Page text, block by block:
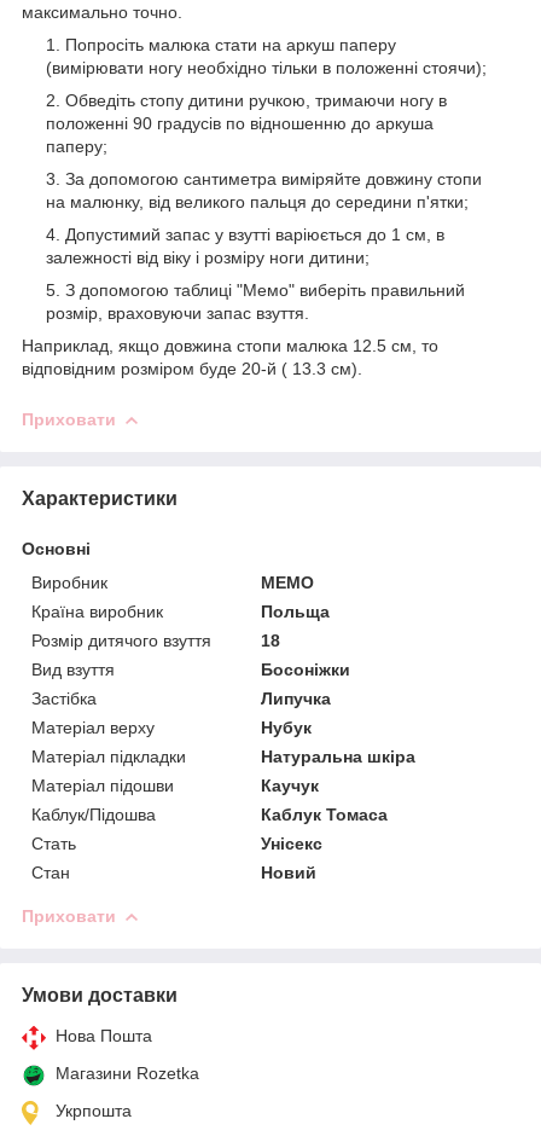
максимально точно.
Попросіть малюка стати на аркуш паперу
(вимірювати ногу необхідно тільки в положенні стоячи);
Обведіть стопу дитини ручкою, тримаючи ногу в
положенні 90 градусів по відношенню до аркуша
паперу;
За допомогою сантиметра виміряйте довжину стопи
на малюнку, від великого пальця до середини п'ятки;
Допустимий запас у взутті варіюється до 1 см, в
залежності від віку і розміру ноги дитини;
З допомогою таблиці "Мемо" виберіть правильний
розмір, враховуючи запас взуття.
Наприклад, якщо довжина стопи малюка 12.5 см, то
відповідним розміром буде 20-й ( 13.3 см).
Приховати
Характеристики
Основні
Виробник
MEMO
Країна виробник
Польща
Розмір дитячого взуття
18
Вид взуття
Босоніжки
Застібка
Липучка
Матеріал верху
Нубук
Матеріал підкладки
Натуральна шкіра
Матеріал підошви
Каучук
Каблук/Підошва
Каблук Томаса
Стать
Унісекс
Стан
Новий
Приховати
Умови доставки
Нова Пошта
Магазини Rozetka
Укрпошта